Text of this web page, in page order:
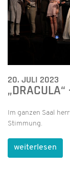
20. JULI 2023
Im ganzen Saal
Stimmung.
weiterlesen